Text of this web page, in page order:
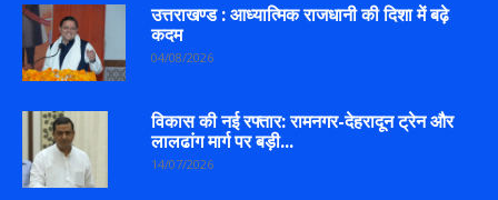
उत्तराखण्ड : आध्यात्मिक राजधानी की दिशा में बढ़े
कदम
04/08/2026
विकास की नई रफ्तार: रामनगर-देहरादून ट्रेन और
लालढांग मार्ग पर बड़ी...
14/07/2026